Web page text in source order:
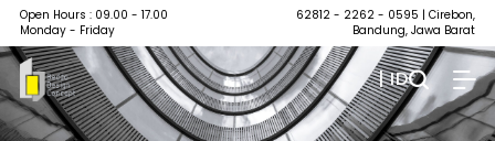
Open Hours : 09.00 - 17.00
Monday - Friday
62812 - 2262 - 0595 | Cirebon,
Bandung, Jawa Barat
| ID